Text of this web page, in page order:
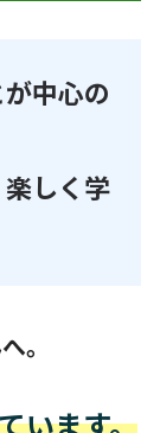
中心の
楽しく学
。
います。